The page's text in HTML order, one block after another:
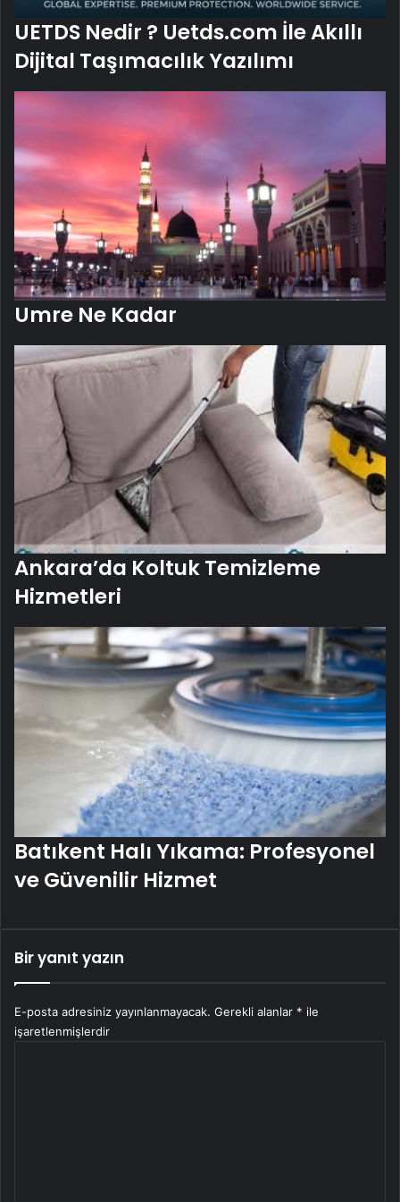
UETDS Nedir ? Uetds.com İle Akıllı
Dijital Taşımacılık Yazılımı
Umre Ne Kadar
Ankara’da Koltuk Temizleme
Hizmetleri
Batıkent Halı Yıkama: Profesyonel
ve Güvenilir Hizmet
Bir yanıt yazın
E-posta adresiniz yayınlanmayacak. Gerekli alanlar * ile
işaretlenmişlerdir